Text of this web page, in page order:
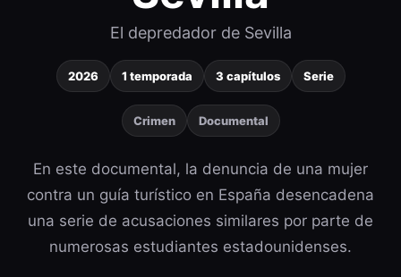
El depredador de Sevilla
2026 1 temporada 3 capítulos Serie
Crimen Documental
En este documental, la denuncia de una mujer
contra un guía turístico en España desencadena
una serie de acusaciones similares por parte de
numerosas estudiantes estadounidenses.